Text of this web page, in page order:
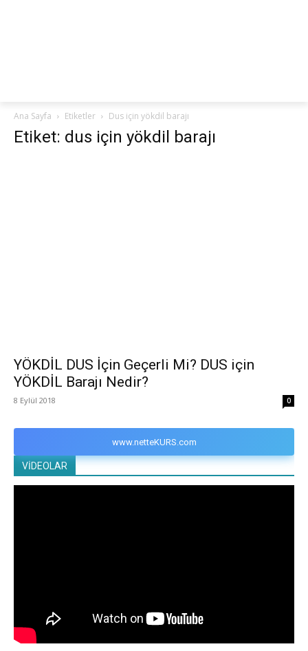
Ana Sayfa Etiketler Dus için yökdil barajı
Etiket: dus için yökdil barajı
YÖKDİL DUS İçin Geçerli Mi? DUS için
YÖKDİL Barajı Nedir?
8 Eylül 2018 0
www.netteKURS.com
VİDEOLAR